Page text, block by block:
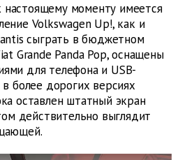
моменту имеется
Volkswagen Up!, как и
сыграть в бюджетном
Grande Panda Pop, оснащены
для телефона и USB-
более дорогих версиях
оставлен штатный экран
действительно выглядит